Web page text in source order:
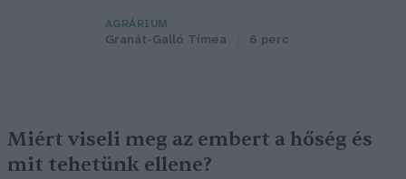
AGRÁRIUM
Granát-Galló Tímea 6 perc
Miért viseli meg az embert a hőség és
mit tehetünk ellene?